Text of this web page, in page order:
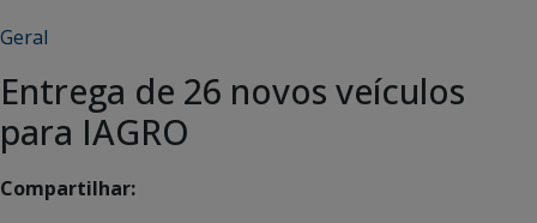
Geral
Entrega de 26 novos veículos
para IAGRO
Compartilhar: